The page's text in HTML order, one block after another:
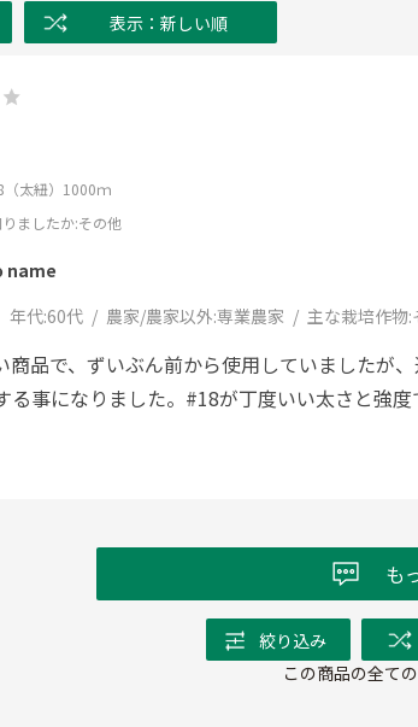
表示：新しい順
太紐）1000ｍ
ましたか:その他
name
年代:60代 農家/農家以外:専業農家 主な栽培作物:
商品で、ずいぶん前から使用していましたが
る事になりました。#18が丁度いい太さと強
も
絞り込み
この商品の全て